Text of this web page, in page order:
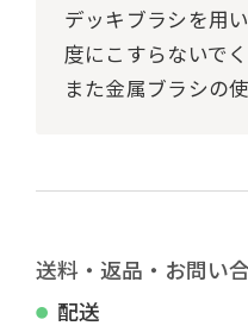
デッキブラシを用
度にこすらないでく
また金属ブラシの
送料・返品・お問い
配送